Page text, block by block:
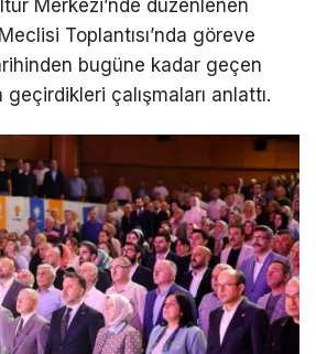
Merkezi’nde düzenlenen
Toplantısı’nda göreve
bugüne kadar geçen
çalışmaları anlattı.